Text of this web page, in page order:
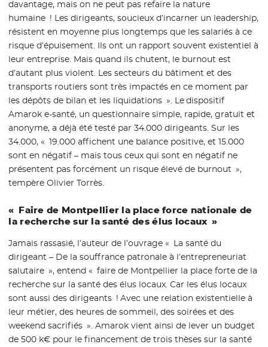
davantage, mais on ne peut pas refaire la nature
humaine ! Les dirigeants, soucieux d’incarner un leadership,
résistent en moyenne plus longtemps que les salariés à ce
risque d’épuisement. Ils ont un rapport souvent existentiel à
leur entreprise. Mais quand ils chutent, le burnout est
d’autant plus violent. Les secteurs du bâtiment et des
transports routiers sont très impactés en ce moment par
les dépôts de bilan et les liquidations ». Le dispositif
Amarok e-santé, un questionnaire simple, rapide, gratuit et
anonyme, a déjà été testé par 34.000 dirigeants. Sur les
34.000, « 19.000 affichent une balance positive, et 15.000
sont en négatif – mais tous ceux qui sont en négatif ne
présentent pas forcément un risque élevé de burnout »,
tempère Olivier Torrès.
« Faire de Montpellier la place force nationale de
la recherche sur la santé des élus locaux »
Jamais rassasié, l’auteur de l’ouvrage « La santé du
dirigeant – De la souffrance patronale à l’entrepreneuriat
salutaire », entend « faire de Montpellier la place forte de la
recherche sur la santé des élus locaux. Car les élus locaux
sont aussi des dirigeants ! Avec une relation existentielle à
leur métier, des heures de sommeil, des soirées et des
weekend sacrifiés ». Amarok vient ainsi de lever un budget
de 500 k€ pour le financement de trois thèses sur la santé